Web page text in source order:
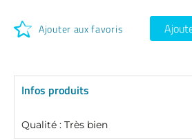
Ajouter aux favoris
Infos produits
Qualité : Très bien